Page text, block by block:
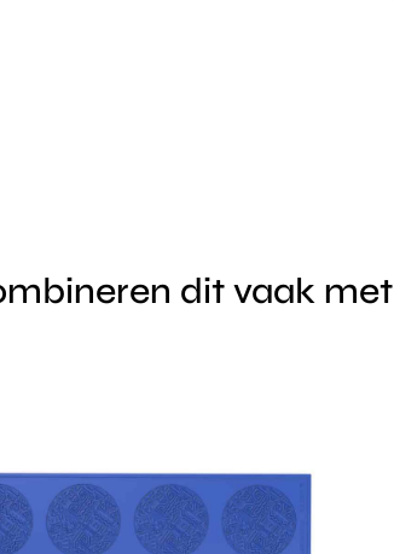
dit vaak met